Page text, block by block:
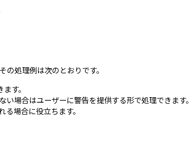
処理例は次のとおりです。
す。
場合はユーザーに警告を提供する形で処理できます。
場合に役立ちます。